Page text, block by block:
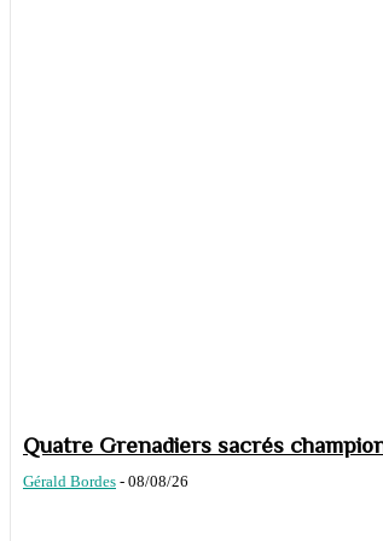
Quatre Grenadiers sacrés
Gérald Bordes - 08/08/26